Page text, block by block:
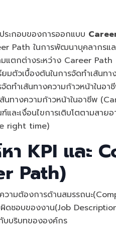
ระกอบของการออกแบบ
Path ในการพัฒนาบุคลากรแ
มแตกต่างระหว่าง Career
มตัวเบื้องต้นในการจัดทำเส้นท
ดทำเส้นทางความก้าวหน้าในอา
นทางความก้าวหน้าในอาชีพ
และเงื่อนไขการเติบโตตามส
right time)
า KPI และ
Path)
ความต้องการด้านสมรรถนะ
ดชอบของงาน(Job
บบริบทขององค์กร